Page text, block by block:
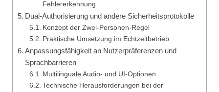
Fehlererkennung
Dual-Authorisierung und andere Sicherheitsprotokolle
Konzept der Zwei-Personen-Regel
Praktische Umsetzung im Echtzeitbetrieb
Anpassungsfähigkeit an Nutzerpräferenzen und
Sprachbarrieren
Multilinguale Audio- und UI-Optionen
Technische Herausforderungen bei der